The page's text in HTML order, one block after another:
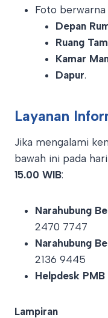
Foto
Depan
Ruang
Kamar
Dapur.
Layanan
Jika mengalami
bawah ini pada hari
15.00 WIB:
Narahubung
2470 7747
Narahubung
2136 9445
Helpdesk
Lampiran